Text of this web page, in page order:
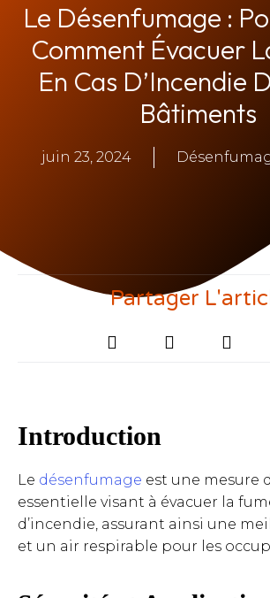
Le Désenfumage :
Comment Évacuer
En Cas D’Incendie
Bâtiments
juin 23, 2024
Partager
Introduction
Le désenfumage est une mesure
essentielle visant à évacuer la
d’incendie, assurant ainsi une
et un air respirable pour les